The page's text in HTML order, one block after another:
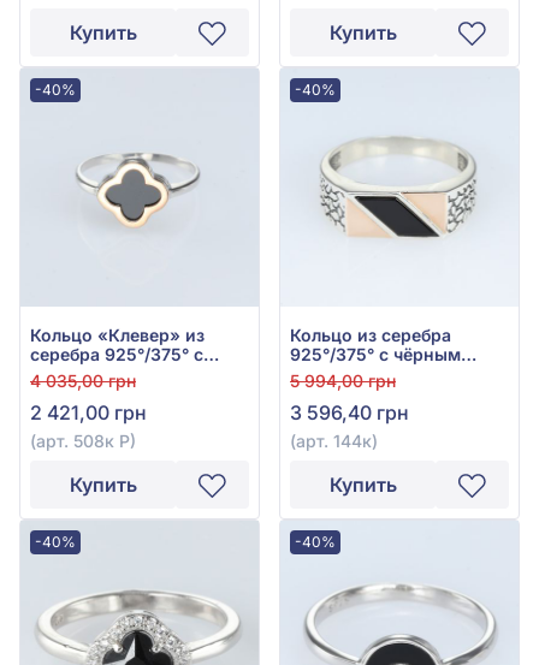
Купить Купить
-40%
Кольцо «Клевер» из
серебра 925°/375° с
Чёрным Ониксом, арт.
508к Р
4 035,00 грн
2 421,00 грн
(арт. 508к Р)
Купить
-40%
Кольцо из серебра
925°/375° с чёрным
ониксом, арт. 144к
5 994,00 грн
3 596,40 грн
(арт. 144к)
Купить
-40% -40%